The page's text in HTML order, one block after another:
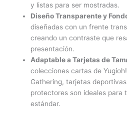
y listas para ser mostradas.
Diseño Transparente y
diseñadas con un frente
creando un contraste que
presentación.
Adaptable a Tarjetas de
colecciones cartas de
Gathering, tarjetas
protectores son ideales para
estándar.